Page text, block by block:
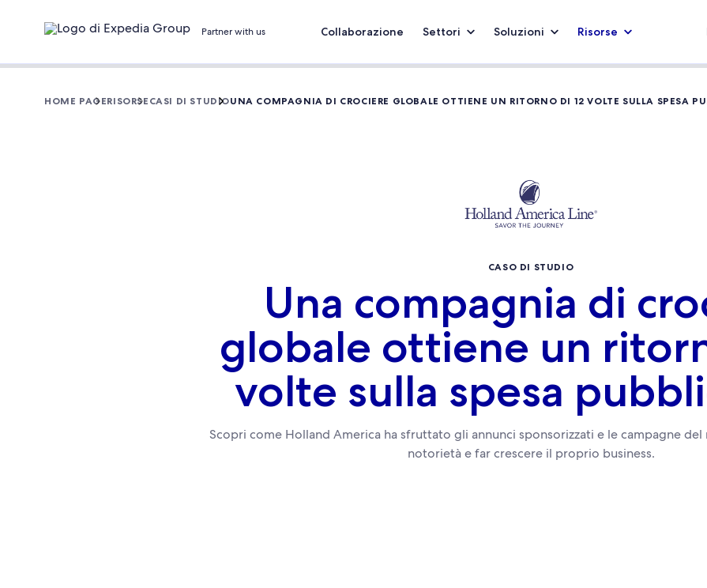
Partner with us Collaborazione Settori Soluzioni Risorse
HOME PAGERISORSE CASI DI STUDIOUNA COMPAGNIA DI CROCIERE GLOBALE OTTIENE UN RITORNO DI 12 VOLTE SULLA SPESA
CASO DI STUDIO
Una compagnia di
globale ottiene un
volte sulla spesa
Scopri come Holland America ha sfruttato gli annunci sponsorizzati e le campagne
notorietà e far crescere il proprio business.